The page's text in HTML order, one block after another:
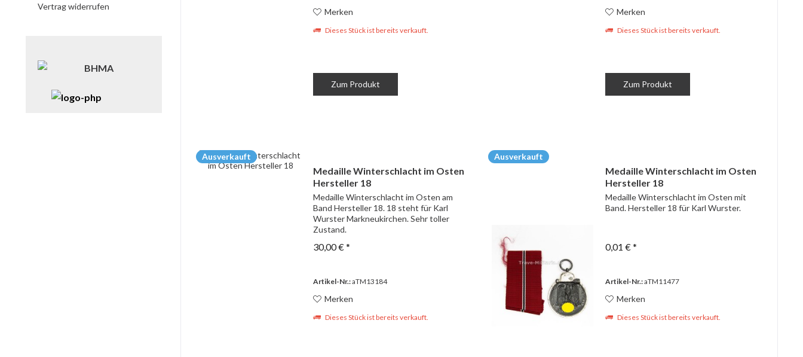
Vertrag widerrufen
Merken
Dieses Stück ist bereits verkauft.
Zum Produkt
Merken
Dieses Stück ist bereits verkauft.
Zum Produkt
Ausverkauft
Medaille Winterschlacht im Osten
Hersteller 18
Medaille Winterschlacht im Osten am
Band Hersteller 18. 18 steht für Karl
Wurster Markneukirchen. Sehr toller
Zustand.
30,00 € *
Artikel-Nr.:aTM13184
Merken
Dieses Stück ist bereits verkauft.
Ausverkauft
Medaille Winterschlacht im Osten
Hersteller 18
Medaille Winterschlacht im Osten mit
Band. Hersteller 18 für Karl Wurster.
0,01 € *
Artikel-Nr.:aTM11477
Merken
Dieses Stück ist bereits verkauft.